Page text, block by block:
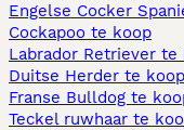
Engelse Cocker
Cockapoo te koop
Labrador Retriever te
Duitse Herder te koop
Franse Bulldog te
Teckel ruwhaar te